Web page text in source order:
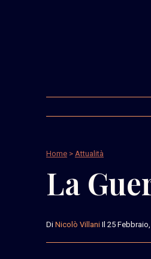
Home > Attualità
La
Di Nicolò Villani Il 25